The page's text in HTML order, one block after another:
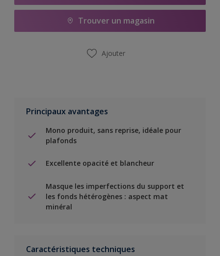
Trouver un magasin
Ajouter
Principaux avantages
Mono produit, sans reprise, idéale pour
plafonds
Excellente opacité et blancheur
Masque les imperfections du support et
les fonds hétérogènes : aspect mat
minéral
Caractéristiques techniques